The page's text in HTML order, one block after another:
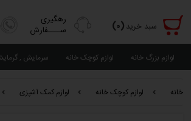
سبد خرید(٠)
رهگیری
ســــفارش
لوازم بزرگ خانه لوازم کوچک خانه سرمایش ,
خانه لوازم کوچک خانه لوازم کمک آشپزی